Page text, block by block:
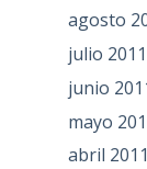
agosto
julio 2011
junio
mayo
abril 2011